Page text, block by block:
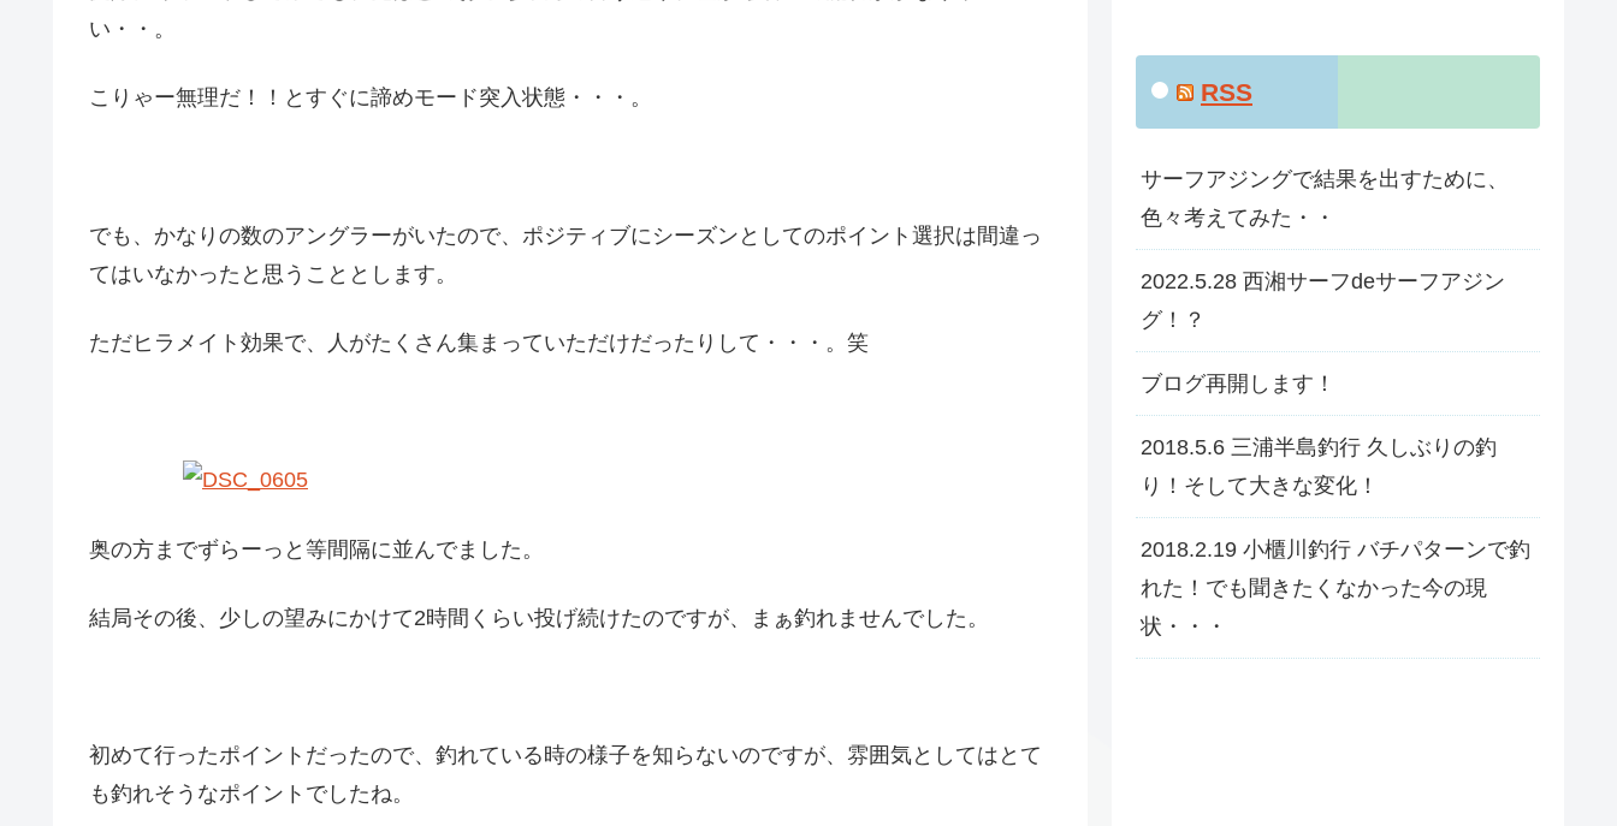
い・・。
こりゃー無理だ！！とすぐに諦めモード突入状態・・・。
でも、かなりの数のアングラーがいたので、ポジティブにシーズンとしてのポイント選択は間違っ
てはいなかったと思うこととします。
ただヒラメイト効果で、人がたくさん集まっていただけだったりして・・・。笑
奥の方までずらーっと等間隔に並んでました。
結局その後、少しの望みにかけて2時間くらい投げ続けたのですが、まぁ釣れませんでした。
初めて行ったポイントだったので、釣れている時の様子を知らないのですが、雰囲気としてはとて
も釣れそうなポイントでしたね。
RSS
サーフアジングで結果を出すために、
色々考えてみた・・
2022.5.28 西湘サーフdeサーフアジン
グ！？
ブログ再開します！
2018.5.6 三浦半島釣行 久しぶりの釣
り！そして大きな変化！
2018.2.19 小櫃川釣行 バチパターンで釣
れた！でも聞きたくなかった今の現
状・・・